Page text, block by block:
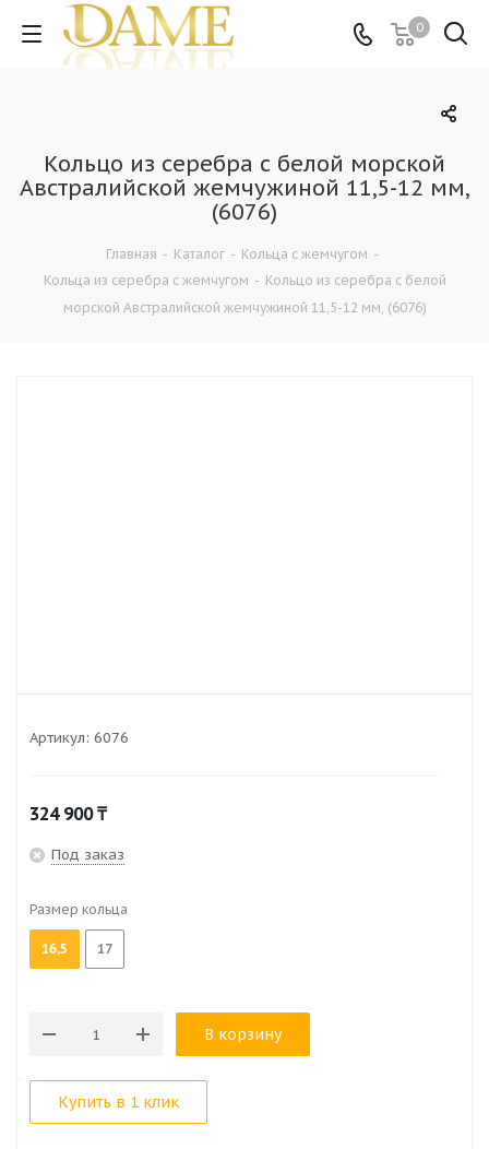
0
Кольцо из серебра с белой морской
Австралийской жемчужиной 11,5-12 мм,
(6076)
Главная - Каталог - Кольца c жемчугом -
Кольца из серебра c жемчугом - Кольцо из серебра с белой
морской Австралийской жемчужиной 11,5-12 мм, (6076)
Артикул: 6076
324 900₸
Под заказ
Размер кольца
16,5 17
В корзину
Купить в 1 клик